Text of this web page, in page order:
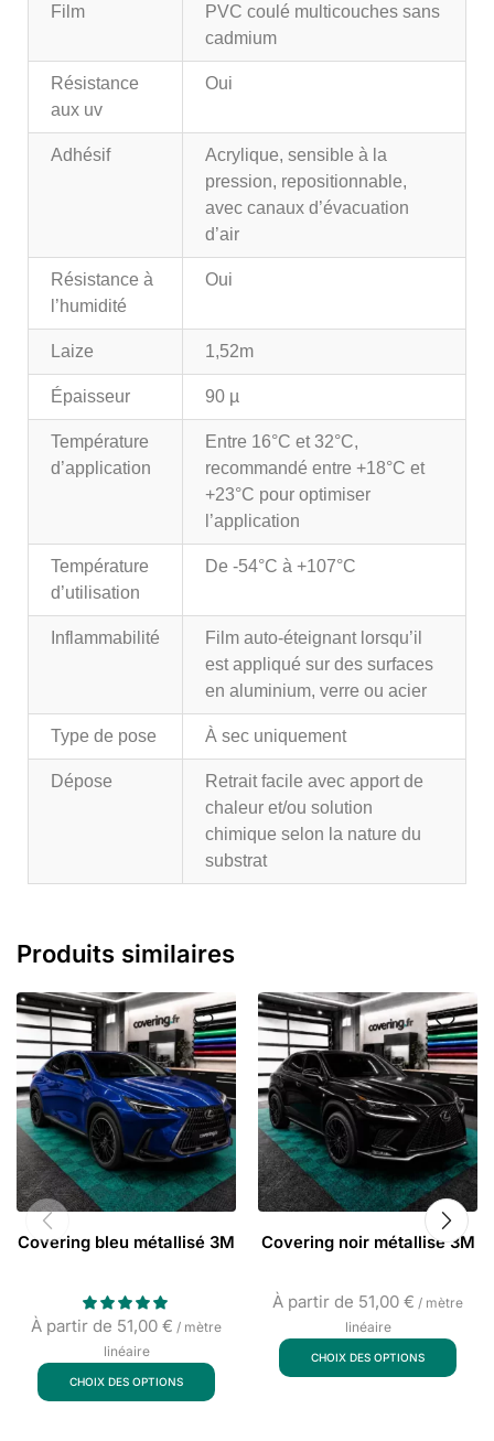
Film
PVC coulé multicouches sans
cadmium
Résistance
aux uv
Oui
Adhésif
Acrylique, sensible à la
pression, repositionnable,
avec canaux d’évacuation
d’air
Résistance à
l’humidité
Oui
Laize 1,52m
Épaisseur 90 µ
Température
d’application
Entre 16°C et 32°C,
recommandé entre +18°C et
+23°C pour optimiser
l’application
Température
d’utilisation
De -54°C à +107°C
Inflammabilité
Film auto-éteignant lorsqu’il
est appliqué sur des surfaces
en aluminium, verre ou acier
Type de pose À sec uniquement
Dépose
Retrait facile avec apport de
chaleur et/ou solution
chimique selon la nature du
substrat
Produits similaires
Covering bleu métallisé 3M
À partir de 51,00 € / mètre
linéaire
CHOIX DES OPTIONS
Covering noir métallisé 3M
À partir de 51,00 € / mètre
linéaire
CHOIX DES OPTIONS